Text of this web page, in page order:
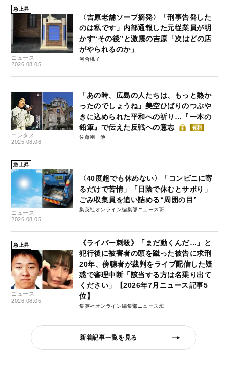
急上昇
ニュース
2026.08.05
〈吉原老舗ソープ摘発〉「刑事告発した
のは私です」内部通報した元従業員が明
かす“その後”と激震の吉原「次はどの店
がやられるのか」
河合桃子
エンタメ
2025.08.06
「あの時、広島の人たちは、もっと熱か
ったのでしょうね」美空ひばりのつぶや
きに込められた平和への祈り…『一本の
鉛筆』で伝えた反戦への意志
有料
佐藤剛
急上昇
ニュース
2026.08.05
〈40度超でも休めない〉「コンビニに寄
るだけで苦情」「日陰で休むとサボり」
ごみ収集員を追い詰める“周囲の目”
集英社オンライン編集部ニュース班
急上昇
ニュース
2026.08.05
《ライバー刺殺》「まだ動くんだ…」と
犯行後に被害者の頭を蹴った被告に求刑
20年、傍聴者が裁判をライブ配信した疑
惑で審理中断「該当する方は名乗り出て
ください」【2026年7月ニュース記事5
位】
集英社オンライン編集部ニュース班
新着記事一覧を見る